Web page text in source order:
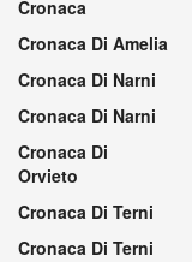
Cronaca
Cronaca Di Amelia
Cronaca Di Narni
Cronaca Di Narni
Cronaca Di
Orvieto
Cronaca Di Terni
Cronaca Di Terni